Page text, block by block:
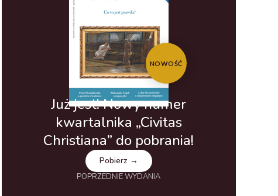
NOWOŚĆ
Już jest! Nowy numer
kwartalnika „Civitas
Christiana” do pobrania!
Pobierz →
POPRZEDNIE WYDANIA